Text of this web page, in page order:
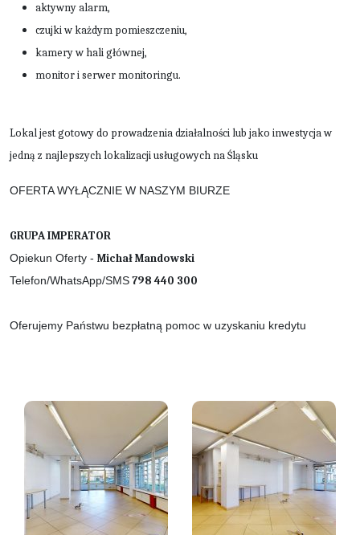
aktywny alarm,
czujki w każdym pomieszczeniu,
kamery w hali głównej,
monitor i serwer monitoringu.
Lokal jest gotowy do prowadzenia działalności lub jako inwestycja w
jedną z najlepszych lokalizacji usługowych na Śląsku
OFERTA WYŁĄCZNIE W NASZYM BIURZE
GRUPA IMPERATOR
Opiekun Oferty - Michał Mandowski
Telefon/WhatsApp/SMS798 440 300
Oferujemy Państwu bezpłatną pomoc w uzyskaniu kredytu